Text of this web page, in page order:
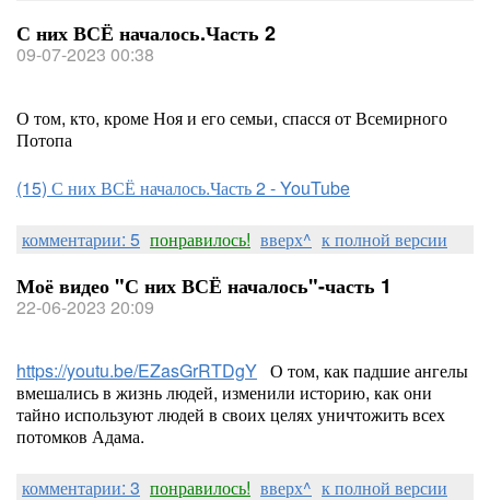
С них ВСЁ началось.Часть 2
09-07-2023 00:38
О том, кто, кроме Ноя и его семьи, спасся от Всемирного
Потопа
(15) С них ВСЁ началось.Часть 2 - YouTube
комментарии: 5 понравилось! вверх^ к полной версии
Моё видео "С них ВСЁ началось"-часть 1
22-06-2023 20:09
https://youtu.be/EZasGrRTDgY О том, как падшие ангелы
вмешались в жизнь людей, изменили историю, как они
тайно используют людей в своих целях уничтожить всех
потомков Адама.
комментарии: 3 понравилось! вверх^ к полной версии